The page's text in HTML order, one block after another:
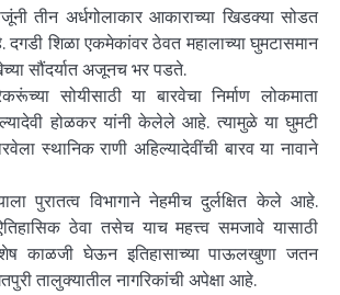
तीन अर्धगोलाकार आकाराच्या खिडक्या सोडत
शिळा एकमेकांवर ठेवत महालाच्या घुमटासमान
सौंदर्यात अजूनच भर पडते.
सोयीसाठी या बारवेचा निर्माण लोकमाता
होळकर यांनी केलेले आहे. त्यामुळे या घुमटी
स्थानिक राणी अहिल्यादेवींची बारव या नावाने
पुरातत्व विभागाने नेहमीच दुर्लक्षित केले आहे.
ठेवा तसेच याच महत्त्व समजावे यासाठी
काळजी घेऊन इतिहासाच्या पाऊलखुणा जतन
तालुक्यातील नागरिकांची अपेक्षा आहे.